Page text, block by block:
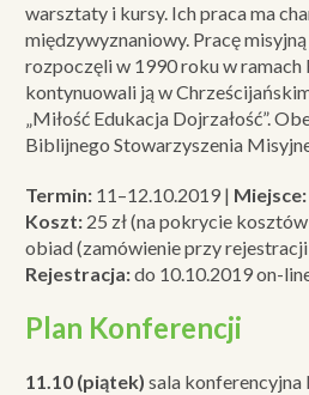
warsztaty i kursy. Ich praca ma
międzywyznaniowy. Pracę
rozpoczęli w 1990 roku w ramach
kontynuowali ją w
„Miłość Edukacja Dojrzałość”.
Biblijnego Stowarzyszenia
Termin: 11–12.10.2019 | Miejsce:
Koszt: 25 zł (na pokrycie
obiad (zamówienie przy
Rejestracja:do 10.10.2019 on-
Plan Konferencji
11.10 (piątek) sala